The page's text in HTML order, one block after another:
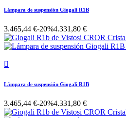
Lámpara de suspensión Giogali R1B
3.465,44 €-20%4.331,80 €

Lámpara de suspensión Giogali R1B
3.465,44 €-20%4.331,80 €